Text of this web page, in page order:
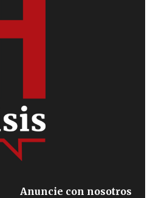
Anuncie con nosotros